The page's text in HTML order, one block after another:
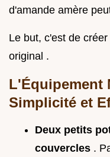
d'amande amère
Le but, c'est de
original .
L'Équipement
Simplicité et
Deux petits
couvercles .